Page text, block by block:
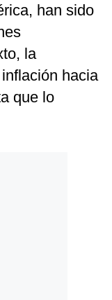
han sido
la
hacia
que lo